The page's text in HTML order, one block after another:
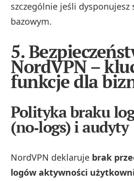
szczególnie jeśli dysponujesz
bazowym.
5.
NordVPN –
funkcje dla
Polityka braku
(no‑logs) i audyty
NordVPN deklaruje brak
logów aktywności